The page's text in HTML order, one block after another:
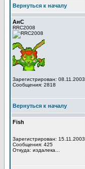
Вернуться к началу
АнС
RRC2008
Зарегистрирован: 08.11.2003
Сообщения: 2818
Вернуться к началу
Fish
Зарегистрирован: 15.11.2003
Сообщения: 425
Откуда: издалека...